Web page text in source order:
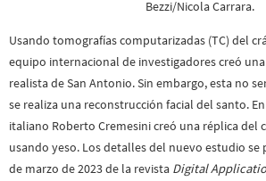
Bezzi/Nicola Carrara.
Usando tomografías computarizadas (TC) del
equipo internacional de investigadores creó
realista de San Antonio. Sin embargo, esta no
se realiza una reconstrucción facial del santo.
italiano Roberto Cremesini creó una réplica del
usando yeso. Los detalles del nuevo estudio se
de marzo de 2023 de la revista Digital